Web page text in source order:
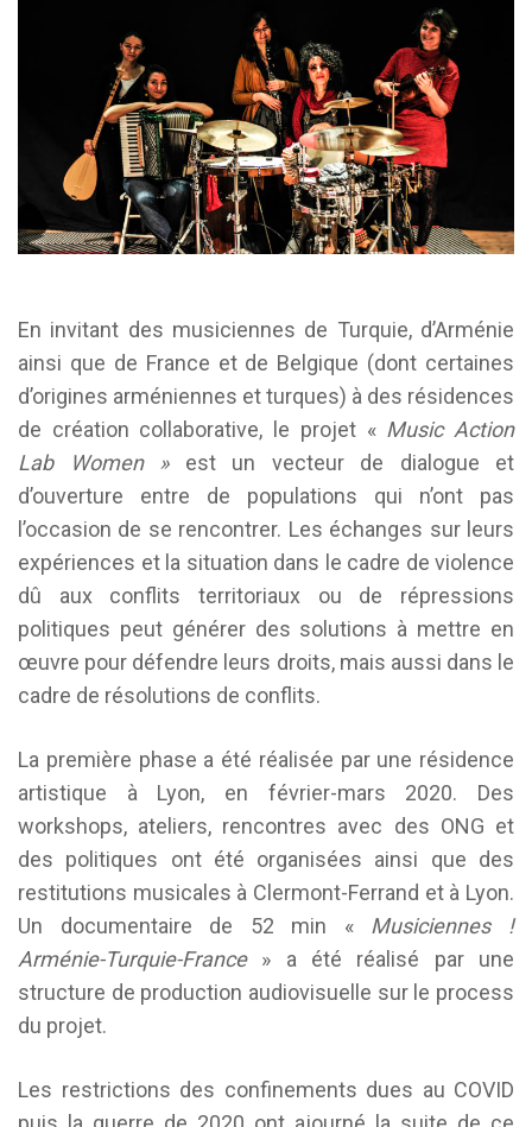
En invitant des musiciennes de Turquie, d’Arménie
ainsi que de France et de Belgique (dont certaines
d’origines arméniennes et turques) à des résidences
de création collaborative, le projet « Music Action
Lab Women »est un vecteur de dialogue et
d’ouverture entre de populations qui n’ont pas
l’occasion de se rencontrer. Les échanges sur leurs
expériences et la situation dans le cadre de violence
dû aux conflits territoriaux ou de répressions
politiques peut générer des solutions à mettre en
œuvre pour défendre leurs droits, mais aussi dans le
cadre de résolutions de conflits.
La première phase a été réalisée par une résidence
artistique à Lyon, en février-mars 2020. Des
workshops, ateliers, rencontres avec des ONG et
des politiques ont été organisées ainsi que des
restitutions musicales à Clermont-Ferrand et à Lyon.
Un documentaire de 52 min « Musiciennes !
Arménie-Turquie-France» a été réalisé par une
structure de production audiovisuelle sur le process
du projet.
Les restrictions des confinements dues au COVID